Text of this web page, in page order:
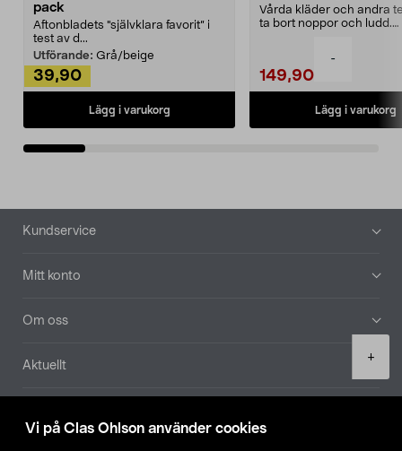
Vi på Clas Ohlson använder cookies
-
+
pack
Aftonbladets "självklara favorit” i
test av d...
Utförande: Grå/beige
39,90
Lägg i varukorg
Vårda kläder och andra
ta bort noppor och ludd.
149,90
Lägg i varukorg
Sidfot
Kundservice
Mitt konto
Om oss
Aktuellt